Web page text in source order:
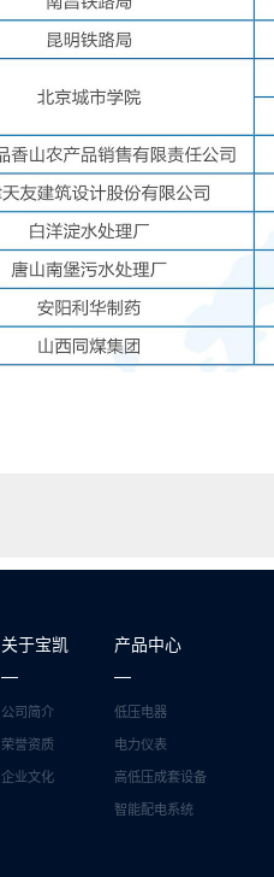
关于宝凯
公司简介
荣誉资质
企业文化
产品中心
低压电器
电力仪表
高低压成套设备
智能配电系统